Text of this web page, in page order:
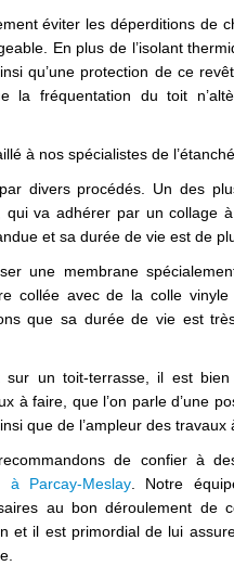
éviter les déperditions de
En plus de l’isolant
qu’une protection de ce
la fréquentation du toit
à nos spécialistes de
divers procédés. Un des
va adhérer par un collage
et sa durée de vie est de
une membrane
collée avec de la colle
que sa durée de vie est
un toit-terrasse, il est
à faire, que l’on parle d’une
que de l’ampleur des travaux
de confier à
Parcay-Meslay. Notre
au bon déroulement
et il est primordial de lui